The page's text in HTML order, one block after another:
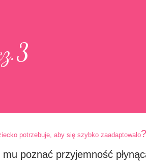
potrzebuje, aby się szybko zaadaptowało?
poznać przyjemność